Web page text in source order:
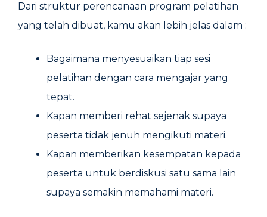
Dari struktur perencanaan program pelatihan
yang telah dibuat, kamu akan lebih jelas dalam :
Bagaimana menyesuaikan tiap sesi
pelatihan dengan cara mengajar yang
tepat.
Kapan memberi rehat sejenak supaya
peserta tidak jenuh mengikuti materi.
Kapan memberikan kesempatan kepada
peserta untuk berdiskusi satu sama lain
supaya semakin memahami materi.